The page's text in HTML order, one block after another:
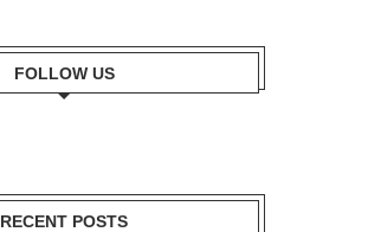
FOLLOW US
RECENT POSTS